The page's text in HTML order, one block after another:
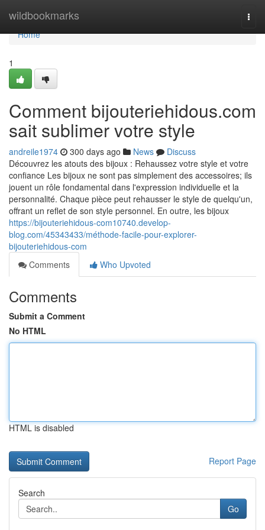
wildbookmarks
Home
Home
1
Comment bijouteriehidous.com
sait sublimer votre style
andreile1974 300 days ago News
Discuss
Découvrez les atouts des bijoux : Rehaussez votre style et votre
confiance Les bijoux ne sont pas simplement des accessoires; ils
jouent un rôle fondamental dans l'expression individuelle et la
personnalité. Chaque pièce peut rehausser le style de quelqu'un,
offrant un reflet de son style personnel. En outre, les bijoux
https://bijouteriehidous-com10740.develop-
blog.com/45343433/méthode-facile-pour-explorer-
bijouteriehidous-com
Comments
Who Upvoted
Comments
Submit a Comment
No HTML
HTML is disabled
Report Page
Search
Go